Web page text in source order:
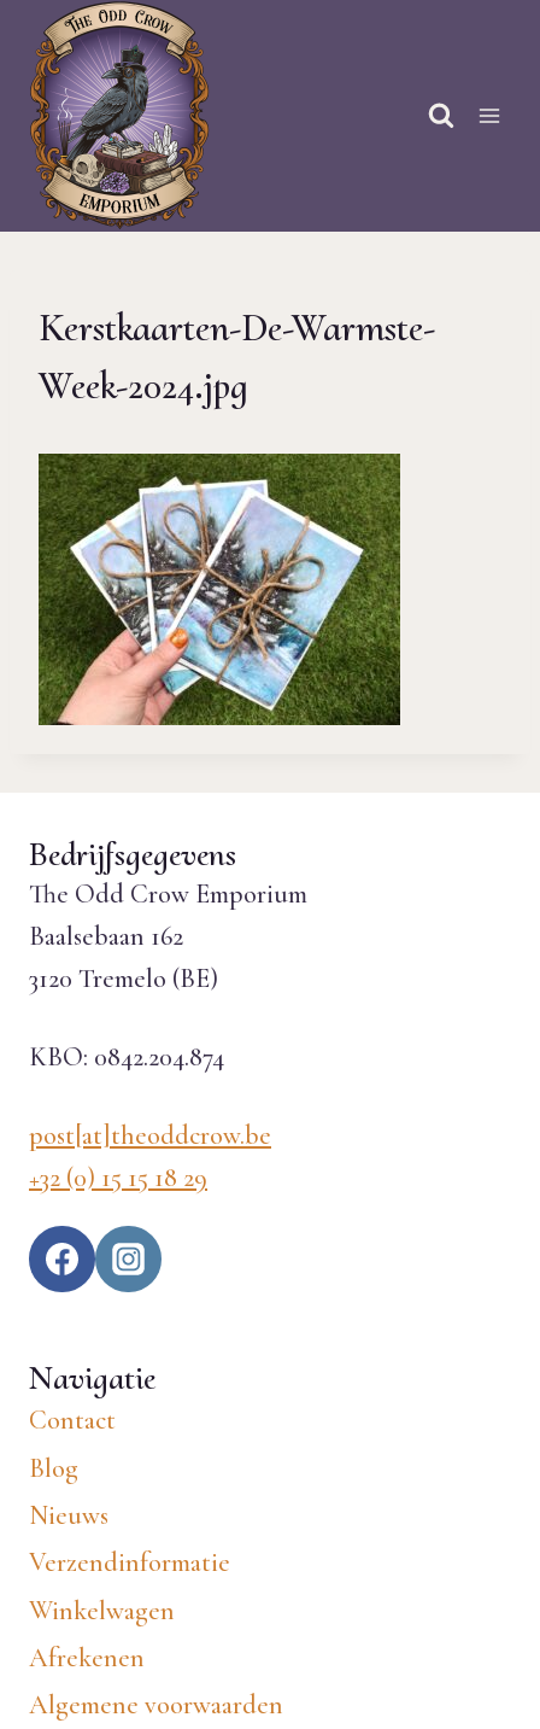
Doorgaan
naar
inhoud
Kerstkaarten-De-Warmste-
Week-2024.jpg
Bedrijfsgegevens
The Odd Crow Emporium
Baalsebaan 162
3120 Tremelo (BE)
KBO: 0842.204.874
post[at]theoddcrow.be
+32 (0) 15 15 18 29
Navigatie
Contact
Blog
Nieuws
Verzendinformatie
Winkelwagen
Afrekenen
Algemene voorwaarden